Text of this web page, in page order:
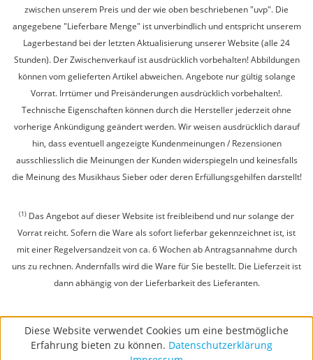
zwischen unserem Preis und der wie oben beschriebenen "uvp". Die
angegebene "Lieferbare Menge" ist unverbindlich und entspricht unserem
Lagerbestand bei der letzten Aktualisierung unserer Website (alle 24
Stunden). Der Zwischenverkauf ist ausdrücklich vorbehalten! Abbildungen
können vom gelieferten Artikel abweichen. Angebote nur gültig solange
Vorrat. Irrtümer und Preisänderungen ausdrücklich vorbehalten!.
Technische Eigenschaften können durch die Hersteller jederzeit ohne
vorherige Ankündigung geändert werden. Wir weisen ausdrücklich darauf
hin, dass eventuell angezeigte Kundenmeinungen / Rezensionen
ausschliesslich die Meinungen der Kunden widerspiegeln und keinesfalls
die Meinung des Musikhaus Sieber oder deren Erfüllungsgehilfen darstellt!
(1) Das Angebot auf dieser Website ist freibleibend und nur solange der
Vorrat reicht. Sofern die Ware als sofort lieferbar gekennzeichnet ist, ist
mit einer Regelversandzeit von ca. 6 Wochen ab Antragsannahme durch
uns zu rechnen. Andernfalls wird die Ware für Sie bestellt. Die Lieferzeit ist
dann abhängig von der Lieferbarkeit des Lieferanten.
Diese Website verwendet Cookies um eine bestmögliche
Erfahrung bieten zu können. Datenschutzerklärung